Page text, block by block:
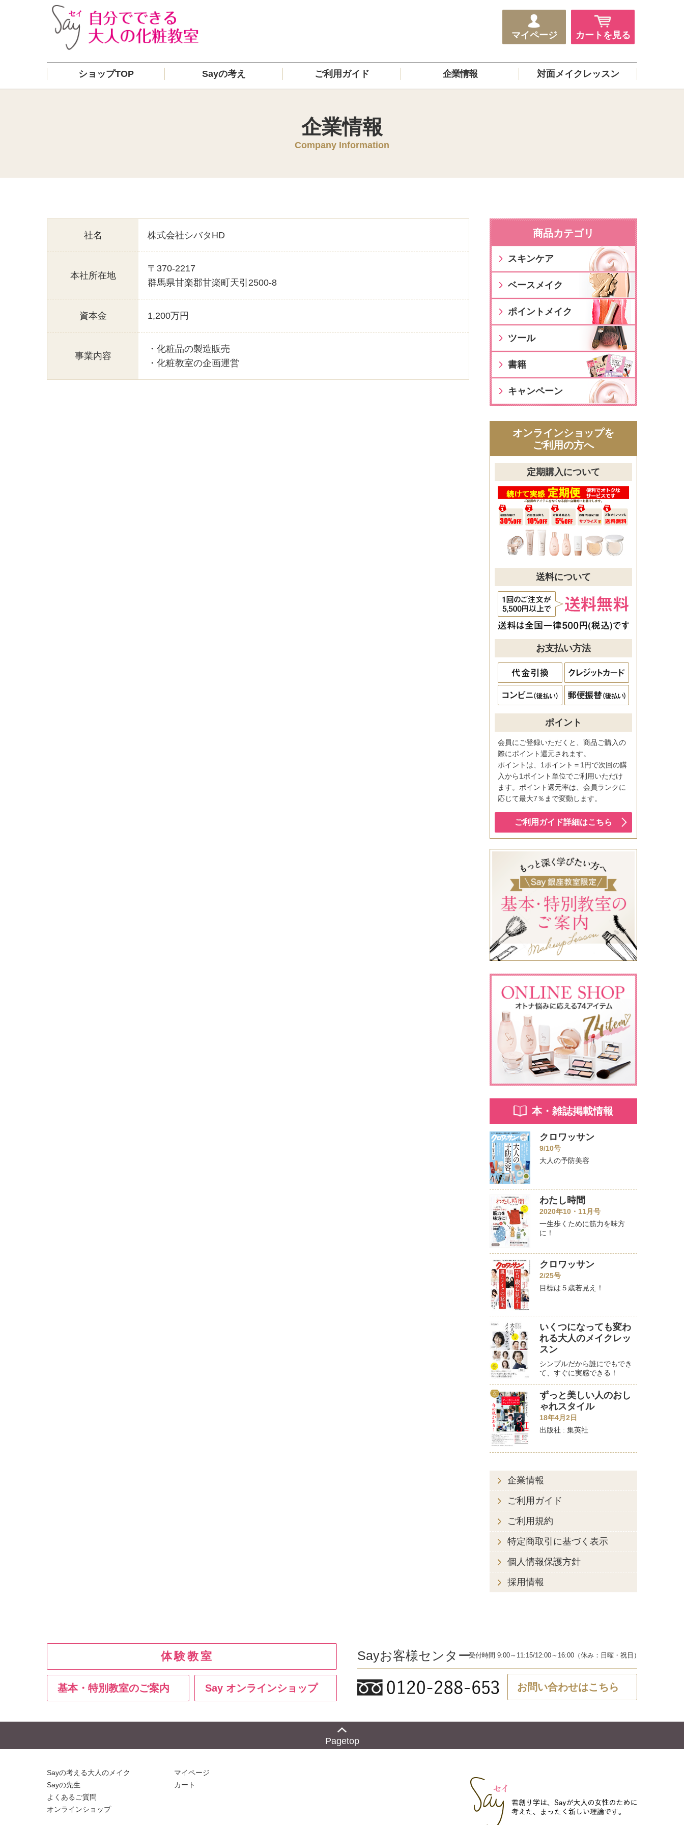
マイページ カートを見る
ショップTOP Sayの考え ご利用ガイド 企業情報 対面メイクレッスン
企業情報
Company Information
社名 株式会社シバタHD
本社所在地
〒370-2217
群馬県甘楽郡甘楽町天引2500-8
資本金 1,200万円
事業内容
・化粧品の製造販売
・化粧教室の企画運営
商品カテゴリ
スキンケア
ベースメイク
ポイントメイク
ツール
書籍
キャンペーン
オンラインショップを
ご利用の方へ
定期購入について
送料について
お支払い方法
ポイント
会員にご登録いただくと、商品ご購入の
際にポイント還元されます。
ポイントは、1ポイント＝1円で次回の購
入から1ポイント単位でご利用いただけ
ます。ポイント還元率は、会員ランクに
応じて最大7％まで変動します。
ご利用ガイド詳細はこちら
本・雑誌掲載情報
クロワッサン
9/10号
大人の予防美容
わたし時間
2020年10・11月号
一生歩くために筋力を味方
に！
クロワッサン
2/25号
目標は５歳若見え！
いくつになっても変わ
れる大人のメイクレッ
スン
シンプルだから誰にでもでき
て、すぐに実感できる！
ずっと美しい人のおし
ゃれスタイル
18年4月2日
出版社 : 集英社
企業情報
ご利用ガイド
ご利用規約
特定商取引に基づく表示
個人情報保護方針
採用情報
体験教室
基本・特別教室のご案内 Say オンラインショップ
Sayお客様センター受付時間 9:00～11:15/12:00～16:00（休み：日曜・祝日）
お問い合わせはこちら
Pagetop
Sayの考える大人のメイク
Sayの先生
よくあるご質問
オンラインショップ
マイページ
カート